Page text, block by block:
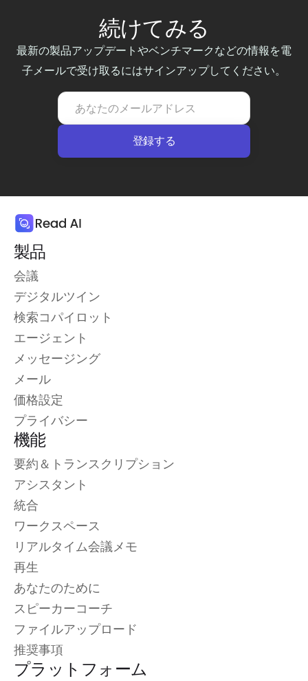
てアカウントに比例したクレジットを自動的に付与
します（チェックアウトの最終ステップで適用され
た状態を確認できます）。
続けてみる
最新の製品アップデートやベンチマークなどの情報を電
子メールで受け取るにはサインアップしてください。
製品
会議
デジタルツイン
検索コパイロット
エージェント
メッセージング
メール
価格設定
プライバシー
機能
要約＆トランスクリプション
アシスタント
統合
ワークスペース
リアルタイム会議メモ
再生
あなたのために
スピーカーコーチ
ファイルアップロード
推奨事項
プラットフォーム